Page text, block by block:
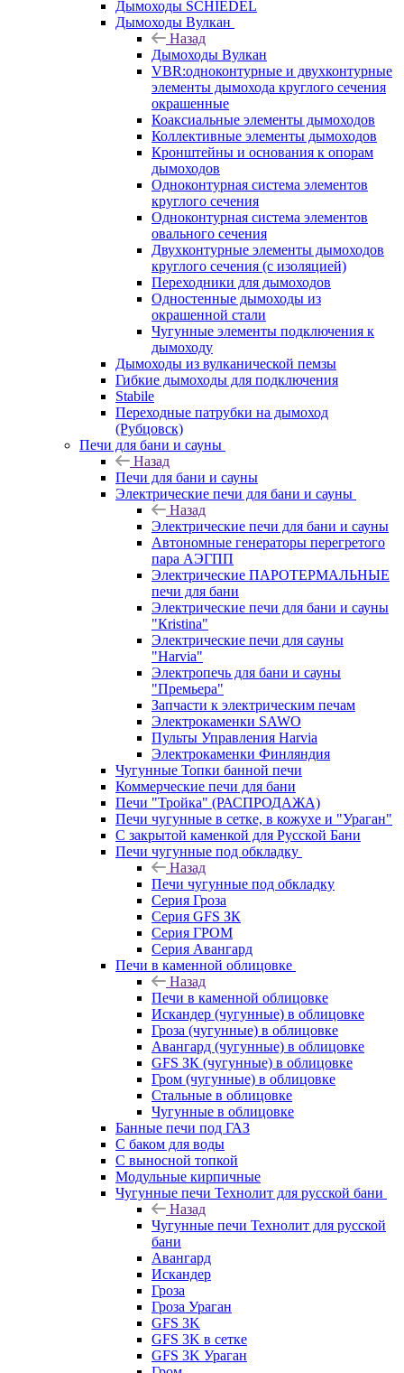
Дымоходы SCHIEDEL
Дымоходы Вулкан
Назад
Дымоходы Вулкан
VBR:одноконтурные и двухконтурные
элементы дымохода круглого сечения
окрашенные
Коаксиальные элементы дымоходов
Коллективные элементы дымоходов
Кронштейны и основания к опорам
дымоходов
Одноконтурная система элементов
круглого сечения
Одноконтурная система элементов
овального сечения
Двухконтурные элементы дымоходов
круглого сечения (с изоляцией)
Переходники для дымоходов
Одностенные дымоходы из
окрашенной стали
Чугунные элементы подключения к
дымоходу
Дымоходы из вулканической пемзы
Гибкие дымоходы для подключения
Stabile
Переходные патрубки на дымоход
(Рубцовск)
Печи для бани и сауны
Назад
Печи для бани и сауны
Электрические печи для бани и сауны
Назад
Электрические печи для бани и сауны
Автономные генераторы перегретого
пара АЭГПП
Электрические ПАРОТЕРМАЛЬНЫЕ
печи для бани
Электрические печи для бани и сауны
"Кristina"
Электрические печи для сауны
"Harvia"
Электропечь для бани и сауны
"Премьера"
Запчасти к электрическим печам
Электрокаменки SAWO
Пульты Управления Harvia
Электрокаменки Финляндия
Чугунные Топки банной печи
Коммерческие печи для бани
Печи "Тройка" (РАСПРОДАЖА)
Печи чугунные в сетке, в кожухе и "Ураган"
С закрытой каменкой для Русской Бани
Печи чугунные под обкладку
Назад
Печи чугунные под обкладку
Серия Гроза
Серия GFS ЗК
Серия ГРОМ
Серия Авангард
Печи в каменной облицовке
Назад
Печи в каменной облицовке
Искандер (чугунные) в облицовке
Гроза (чугунные) в облицовке
Авангард (чугунные) в облицовке
GFS ЗК (чугунные) в облицовке
Гром (чугунные) в облицовке
Стальные в облицовке
Чугунные в облицовке
Банные печи под ГАЗ
С баком для воды
С выносной топкой
Модульные кирпичные
Чугунные печи Технолит для русской бани
Назад
Чугунные печи Технолит для русской
бани
Авангард
Искандер
Гроза
Гроза Ураган
GFS 3K
GFS 3K в сетке
GFS 3K Ураган